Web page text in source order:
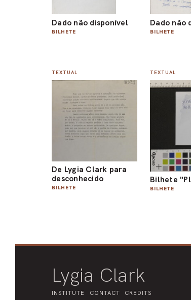
Dado não disponível
BILHETE
Dado não
BILHETE
TEXTUAL
De Lygia Clark para
desconhecido
BILHETE
TEXTUAL
Bilhete
BILHETE
Lygia Clark
INSTITUTE CONTACT CREDITS